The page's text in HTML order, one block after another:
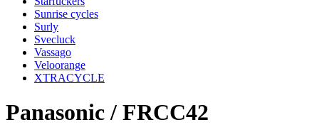
Sunrise cycles
Surly
Svecluck
Vassago
Veloorange
XTRACYCLE
Panasonic / FRCC42